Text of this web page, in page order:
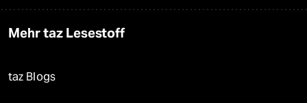
Mehr taz Lesestoff
taz Blogs